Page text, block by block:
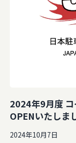
2024年9月度
OPENいたしま
2024年10月7日